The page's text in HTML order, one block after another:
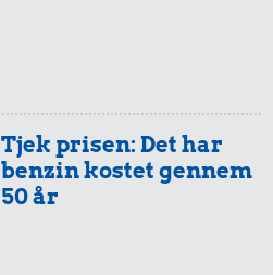
Tjek prisen: Det har
benzin kostet gennem
50 år